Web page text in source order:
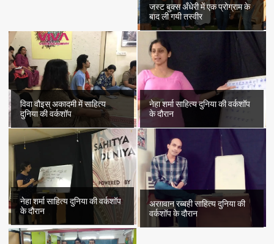
जस्ट बुक्स अँधेरी में एक प्रोग्राम के
बाद ली गयी तस्वीर
विवा वौइस् अकादमी में साहित्य
दुनिया की वर्कशॉप
नेहा शर्मा साहित्य दुनिया की वर्कशॉप
के दौरान
नेहा शर्मा साहित्य दुनिया की वर्कशॉप
के दौरान
अरग़वान रब्बही साहित्य दुनिया की
वर्कशॉप के दौरान